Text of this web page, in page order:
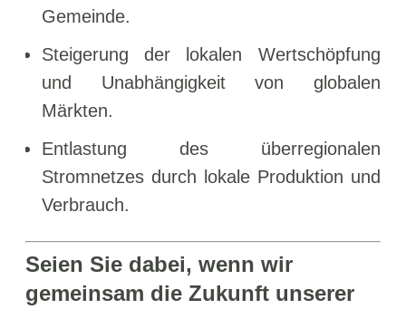
Gemeinde.
Steigerung der lokalen Wertschöpfung
und Unabhängigkeit von globalen
Märkten.
Entlastung des überregionalen
Stromnetzes durch lokale Produktion und
Verbrauch.
Seien Sie dabei, wenn wir
gemeinsam die Zukunft unserer